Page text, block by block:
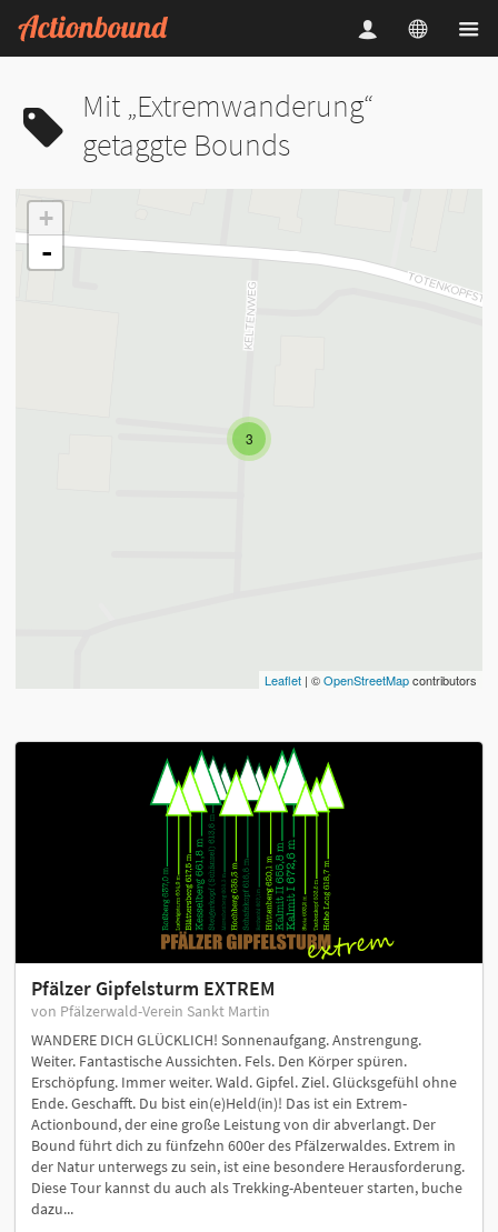
Mit „Extremwanderung“
getaggte Bounds
3
+
-
Leaflet | ©OpenStreetMapcontributors
Pfälzer Gipfelsturm EXTREM
von Pfälzerwald-Verein Sankt Martin
WANDERE DICH GLÜCKLICH! Sonnenaufgang. Anstrengung.
Weiter. Fantastische Aussichten. Fels. Den Körper spüren.
Erschöpfung. Immer weiter. Wald. Gipfel. Ziel. Glücksgefühl ohne
Ende. Geschafft. Du bist ein(e)Held(in)! Das ist ein Extrem-
Actionbound, der eine große Leistung von dir abverlangt. Der
Bound führt dich zu fünfzehn 600er des Pfälzerwaldes. Extrem in
der Natur unterwegs zu sein, ist eine besondere Herausforderung.
Diese Tour kannst du auch als Trekking-Abenteuer starten, buche
dazu...